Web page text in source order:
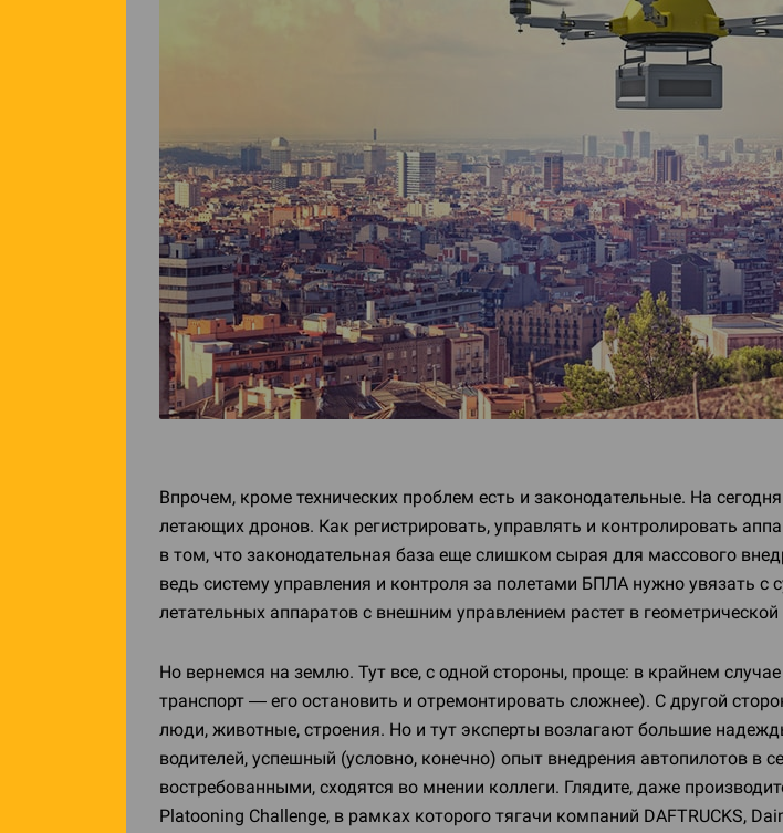
Впрочем, кроме технических проблем есть и законодательные. На
летающих дронов. Как регистрировать, управлять и контролировать
в том, что законодательная база еще слишком сырая для массового
ведь систему управления и контроля за полетами БПЛА нужно увязать
летательных аппаратов с внешним управлением растет в
Но вернемся на землю. Тут все, с одной стороны, проще: в крайнем
транспорт — его остановить и отремонтировать сложнее). С другой
люди, животные, строения. Но и тут эксперты возлагают большие
водителей, успешный (условно, конечно) опыт внедрения автопилотов в
востребованными, сходятся во мнении коллеги. Глядите, даже
Platooning Challenge, в рамках которого тягачи компаний DAFTRUCKS,